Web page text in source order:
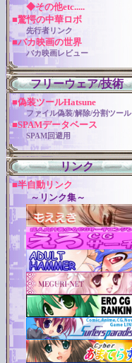
◆その他etc.....
■驚愕の中華ロボ
先行者リンク
■バカ映画の世界
バカ映画レビュー
フリーウェア/技術
■偽装ツールHatsune
ファイル偽装/解除/分割ツール
■SPAMデータベース
SPAM回避用
リンク
■半自動リンク
～リンク集～